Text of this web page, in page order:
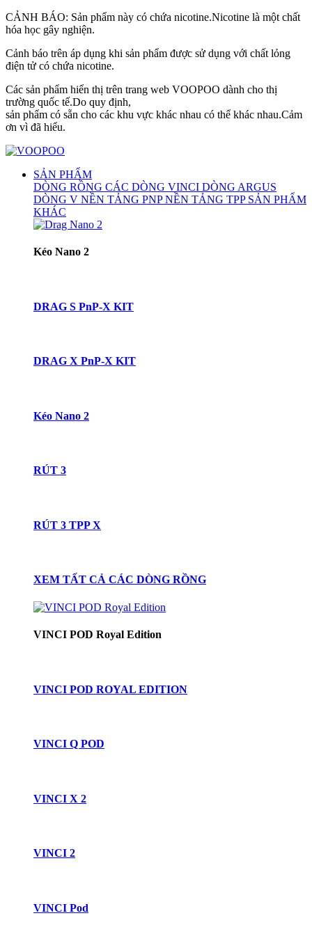
CẢNH BÁO: Sản phẩm này có chứa nicotine.Nicotine là một chất
hóa học gây nghiện.
Cảnh báo trên áp dụng khi sản phẩm được sử dụng với chất lỏng
điện tử có chứa nicotine.
Các sản phẩm hiển thị trên trang web VOOPOO dành cho thị
trường quốc tế.Do quy định,
sản phẩm có sẵn cho các khu vực khác nhau có thể khác nhau.Cảm
ơn vì đã hiểu.
SẢN PHẨM
DÒNG RỒNG CÁC DÒNG VINCI DÒNG ARGUS
DÒNG V NỀN TẢNG PNPNỀN TẢNG TPP SẢN PHẨM
KHÁC
Kéo Nano 2
DRAG S PnP-X KIT
DRAG X PnP-X KIT
Kéo Nano 2
RÚT 3
RÚT 3 TPP X
XEM TẤT CẢ CÁC DÒNG RỒNG
VINCI POD Royal Edition
VINCI POD ROYAL EDITION
VINCI Q POD
VINCI X 2
VINCI 2
VINCI Pod